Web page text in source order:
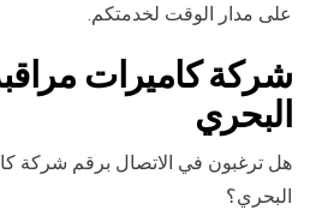
على مدار الوقت لخدمتكم.
شركة كاميرات
البحري
هل ترغبون في الاتصال برقم شركة
البحري؟